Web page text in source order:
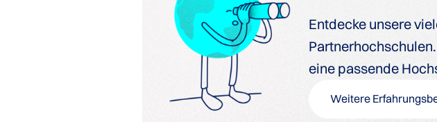
Entdecke unsere
eine passende
Weitere